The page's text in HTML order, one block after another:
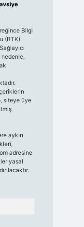
Bilgi
(BTK)
siteye üye
aykırı
adresine
yasal